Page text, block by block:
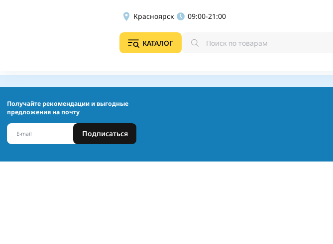
Красноярск 09:00-21:00
КАТАЛОГ
Получайте рекомендации и выгодные
предложения на почту
Подписаться